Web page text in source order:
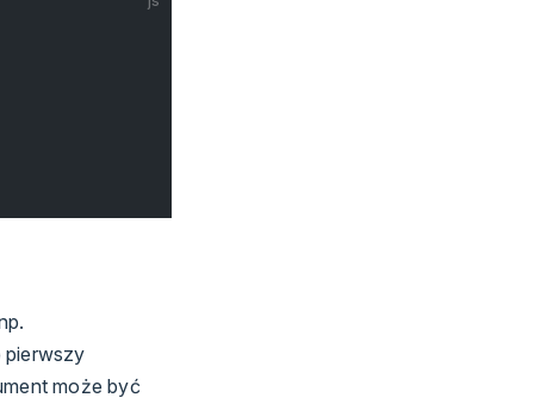
pierwszy
może być